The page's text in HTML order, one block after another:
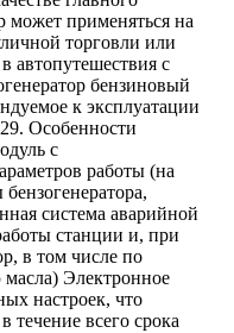
может применяться на
торговли или
автопутешествия с
бензиновый
к эксплуатации
Особенности
с
работы (на
система аварийной
станции и, при
в том числе по
Электронное
настроек, что
течение всего срока